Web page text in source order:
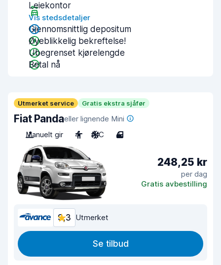
Leiekontor
Vis stedsdetaljer
Gjennomsnittlig depositum
Øyeblikkelig bekreftelse!
Ubegrenset kjørelengde
Betal nå
Utmerket service Gratis ekstra sjåfør
Fiat Pandaeller lignende Mini
Manuelt gir
4 A/C 4
248,25 kr
per dag
Gratis avbestilling
9,3 Utmerket
Se tilbud